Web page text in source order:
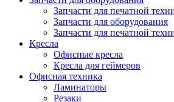
Запчасти для печатной
Запчасти для оборудования
Запчасти для печатной
Кресла
Офисные кресла
Кресла для геймеров
Офисная техника
Ламинаторы
Резаки